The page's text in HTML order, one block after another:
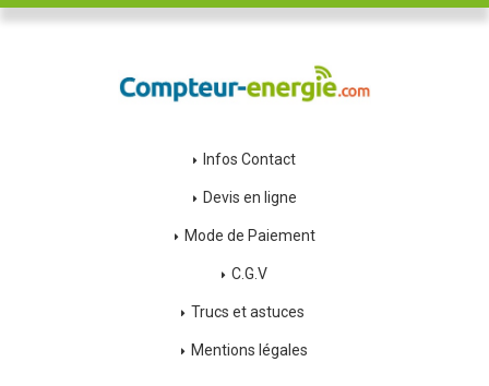
Infos Contact
Devis en ligne
Mode de Paiement
C.G.V
Trucs et astuces
Mentions légales